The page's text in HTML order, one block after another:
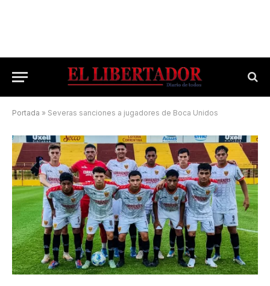
Portada » Severas sanciones a jugadores de Boca Unidos